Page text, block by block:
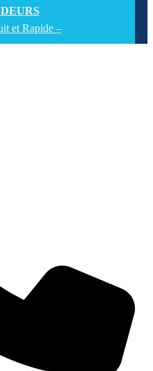
et Rapide –